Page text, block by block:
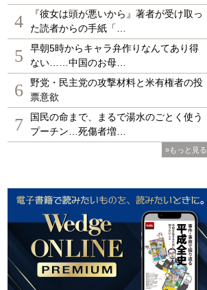
4
『彼女は頭が悪いから』著者が受け取っ
た読者からの手紙「…
5
早朝5時からキャラ弁作りなんてあり得
ない……中国のお母…
6
野党・民主党の攻撃材料と米有権者の投
票意欲
7
国民の命まで、まるで湯水のごとく使う
プーチン…死傷者増…
»もっと見る